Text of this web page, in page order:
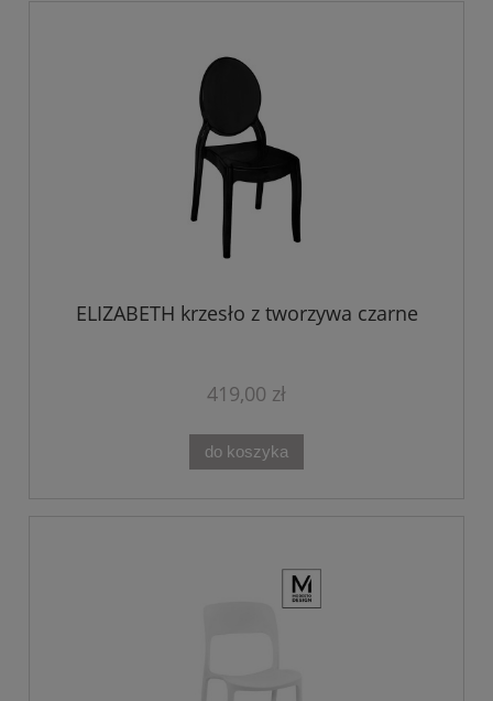
ELIZABETH krzesło z tworzywa czarne
419,00 zł
do koszyka